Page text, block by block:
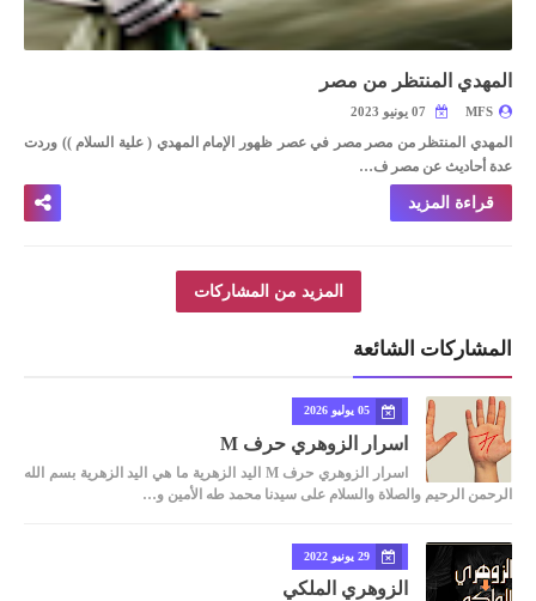
المهدي المنتظر من مصر
MFS
المهدي المنتظر من مصر مصر في عصر ظهور الإمام المهدي ( علية السلام )) وردت
عدة أحاديث عن مصر ف…
قراءة المزيد
المزيد من المشاركات
المشاركات الشائعة
05 يوليو 2026
اسرار الزوهري حرف M
اسرار الزوهري حرف M اليد الزهرية ما هي اليد الزهرية بسم الله
الرحمن الرحيم والصلاة والسلام على سيدنا محمد طه الأمين و…
29 يونيو 2022
الزوهري الملكي